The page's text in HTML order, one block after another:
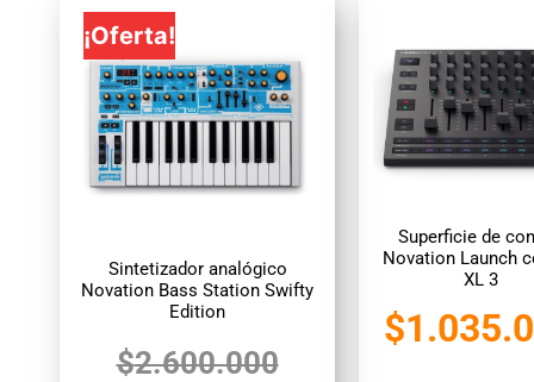
¡Oferta!
Sintetizador analógico
Novation Bass Station Swifty
Edition
$2.600.000
Superficie de
Novation Launch
XL 3
$